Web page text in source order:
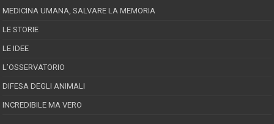
MEDICINA UMANA, SALVARE LA MEMORIA
LE STORIE
LE IDEE
L’OSSERVATORIO
DIFESA DEGLI ANIMALI
INCREDIBILE MA VERO